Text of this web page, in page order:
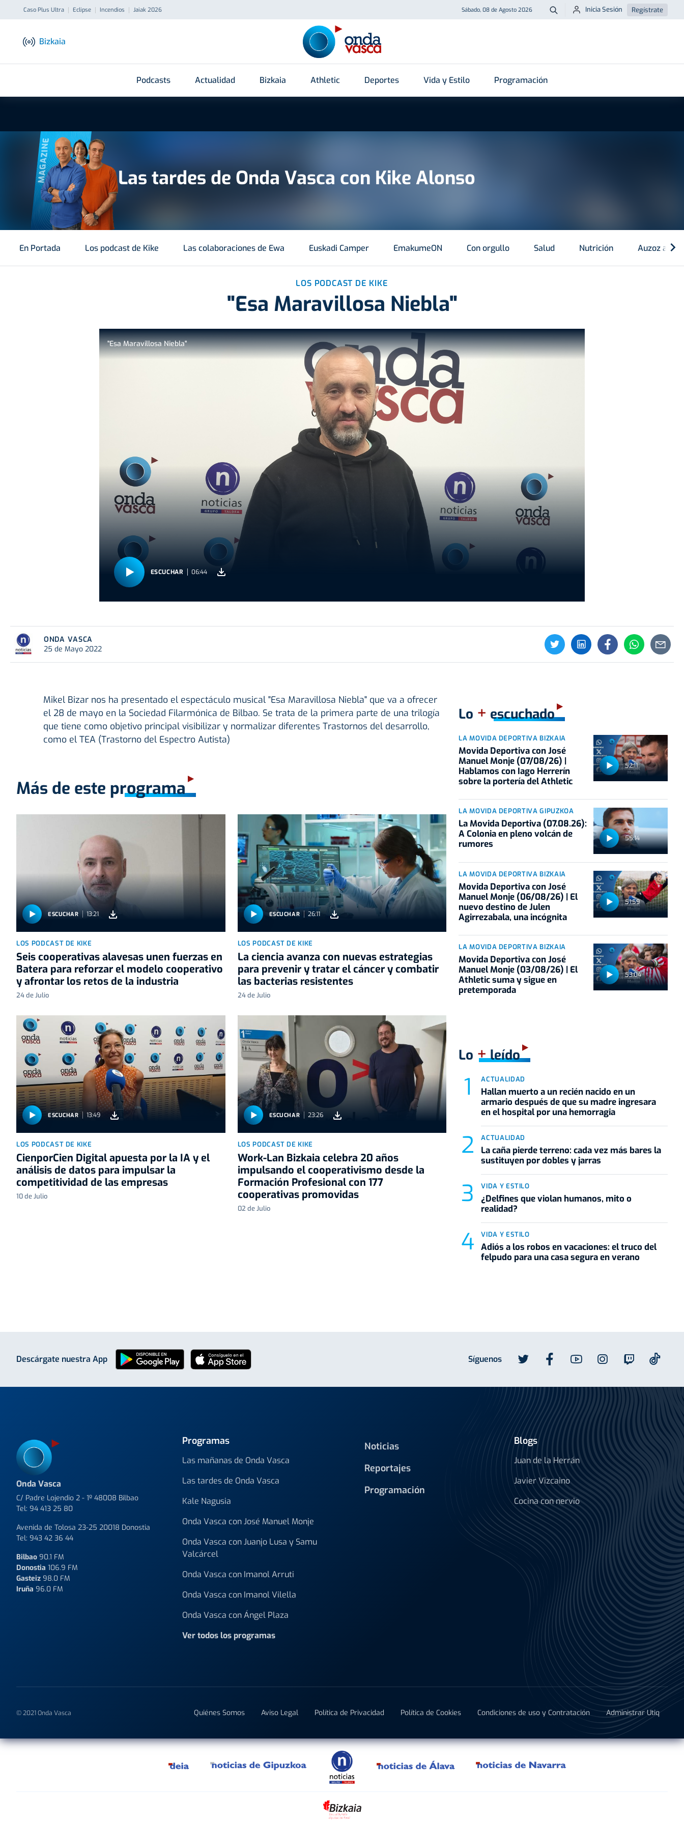
Caso Plus Ultra Eclipse Incendios Jaiak 2026 Sábado, 08 de Agosto 2026 Buscar
Inicia Sesión Regístrate
Bizkaia
Podcasts Actualidad Bizkaia Athletic Deportes Vida y Estilo Programación
MAGAZINE Las tardes de Onda Vasca con Kike Alonso
En Portada Los podcast de Kike Las colaboraciones de Ewa Euskadi Camper EmakumeON Con orgullo Salud Nutrición Auzoz auzo
LOS PODCAST DE KIKE
"Esa Maravillosa Niebla"
"Esa Maravillosa Niebla"
ESCUCHAR 06:44
ONDA VASCA
25 de Mayo 2022
Mikel Bizar nos ha presentado el espectáculo musical "Esa Maravillosa Niebla" que va a ofrecer
el 28 de mayo en la Sociedad Filarmónica de Bilbao. Se trata de la primera parte de una trilogía
que tiene como objetivo principal visibilizar y normalizar diferentes Trastornos del desarrollo,
como el TEA (Trastorno del Espectro Autista)
Más de este programa
ESCUCHAR 13:21
LOS PODCAST DE KIKE
Seis cooperativas alavesas unen fuerzas en
Batera para reforzar el modelo cooperativo
y afrontar los retos de la industria
24 de Julio
ESCUCHAR 26:11
LOS PODCAST DE KIKE
La ciencia avanza con nuevas estrategias
para prevenir y tratar el cáncer y combatir
las bacterias resistentes
24 de Julio
ESCUCHAR 13:49
LOS PODCAST DE KIKE
CienporCien Digital apuesta por la IA y el
análisis de datos para impulsar la
competitividad de las empresas
10 de Julio
ESCUCHAR 23:26
LOS PODCAST DE KIKE
Work-Lan Bizkaia celebra 20 años
impulsando el cooperativismo desde la
Formación Profesional con 177
cooperativas promovidas
02 de Julio
Lo + escuchado
52:11
LA MOVIDA DEPORTIVA BIZKAIA
Movida Deportiva con José
Manuel Monje (07/08/26) |
Hablamos con Iago Herrerín
sobre la portería del Athletic
55:14
LA MOVIDA DEPORTIVA GIPUZKOA
La Movida Deportiva (07.08.26):
A Colonia en pleno volcán de
rumores
51:59
LA MOVIDA DEPORTIVA BIZKAIA
Movida Deportiva con José
Manuel Monje (06/08/26) | El
nuevo destino de Julen
Agirrezabala, una incógnita
53:04
LA MOVIDA DEPORTIVA BIZKAIA
Movida Deportiva con José
Manuel Monje (03/08/26) | El
Athletic suma y sigue en
pretemporada
Lo +leído
ACTUALIDAD
Hallan muerto a un recién nacido en un
armario después de que su madre ingresara
en el hospital por una hemorragia
ACTUALIDAD
La caña pierde terreno: cada vez más bares la
sustituyen por dobles y jarras
VIDA Y ESTILO
¿Delfines que violan humanos, mito o
realidad?
VIDA Y ESTILO
Adiós a los robos en vacaciones: el truco del
felpudo para una casa segura en verano
Síguenos
Descárgate nuestra App
Programas
Las mañanas de Onda Vasca
Las tardes de Onda Vasca
Kale Nagusia
Onda Vasca con José Manuel Monje
Onda Vasca con Juanjo Lusa y Samu
Valcárcel
Onda Vasca con Imanol Arruti
Onda Vasca con Imanol Vilella
Onda Vasca con Ángel Plaza
Ver todos los programas
Noticias
Reportajes
Programación
Blogs
Juan de la Herrán
Javier Vizcaino
Cocina con nervio
Onda Vasca
C/ Padre Lojendio 2 - 1º 48008 Bilbao
Tel: 94 413 25 80
Avenida de Tolosa 23-25 20018 Donostia
Tel: 943 42 36 44
Bilbao 90.1 FM
Donostia 106.9 FM
Gasteiz 98.0 FM
Iruña 96.0 FM
Quiénes Somos Aviso Legal Política de Privacidad Política de Cookies Condiciones de uso y Contratación Administrar Utiq
© 2021 Onda Vasca